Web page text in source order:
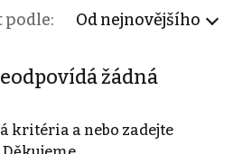
podle: Od nejnovějšího
žádná
kritéria a nebo zadejte